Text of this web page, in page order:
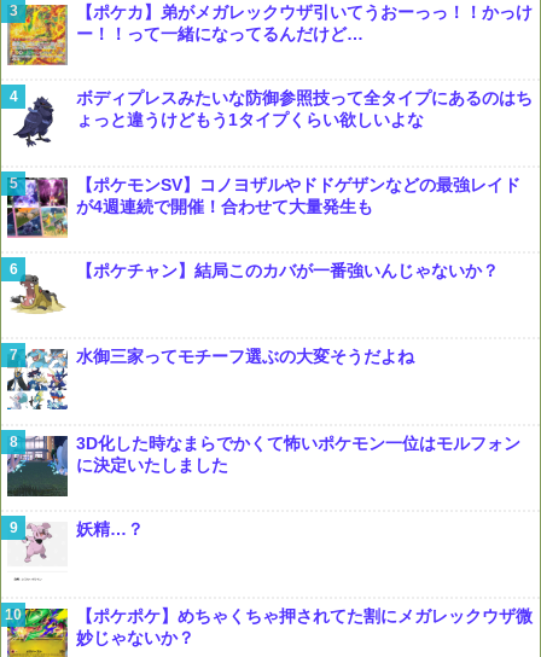
【ポケカ】弟がメガレックウザ引いてうおーっっ！！かっけ
ー！！って一緒になってるんだけど…
ボディプレスみたいな防御参照技って全タイプにあるのはち
ょっと違うけどもう1タイプくらい欲しいよな
【ポケモンSV】コノヨザルやドドゲザンなどの最強レイド
が4週連続で開催！合わせて大量発生も
【ポケチャン】結局このカバが一番強いんじゃないか？
水御三家ってモチーフ選ぶの大変そうだよね
3D化した時なまらでかくて怖いポケモン一位はモルフォン
に決定いたしました
妖精…？
【ポケポケ】めちゃくちゃ押されてた割にメガレックウザ微
妙じゃないか？